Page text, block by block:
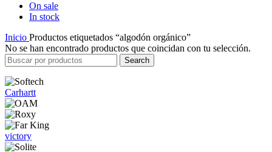
On sale
In stock
Inicio Productos etiquetados “algodón orgánico”
No se han encontrado productos que coincidan con tu selección.
Search
Carhartt
victory